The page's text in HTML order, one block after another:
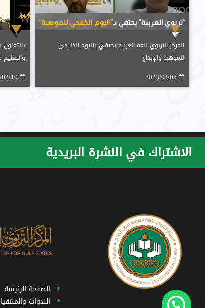
المركز التربوي للغة العربية يحتفي باليوم الخليجي
للموهبة والإبداع
2023/03/05
بالتعاون
10
الاشتراك في النشرة البريدية
الصفحة الرئيسة
الندوات